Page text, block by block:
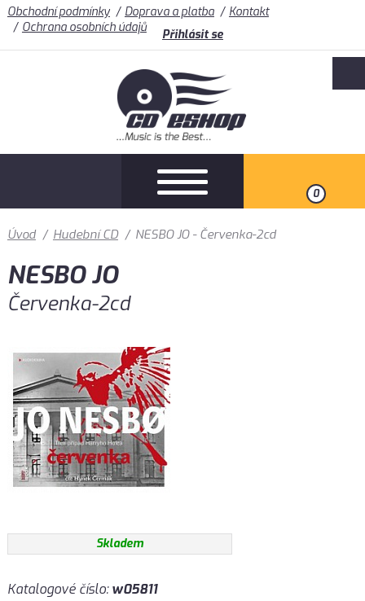
Obchodní podmínky Doprava a platba
Kontakt
Ochrana osobních údajů
Přihlásit se
0
Úvod / Hudební CD / NESBO JO - Červenka-2cd
NESBO JO
Červenka-2cd
Skladem
Katalogové číslo:w05811